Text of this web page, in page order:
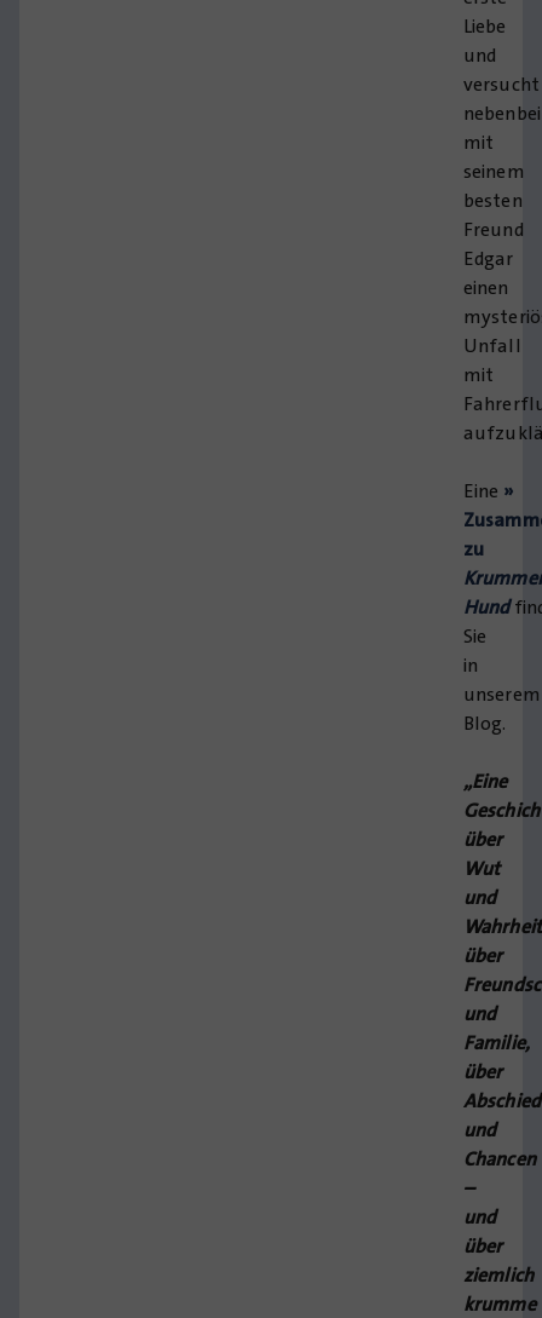
Liebe
und
versucht
nebenbei
mit
seinem
besten
Freund
Edgar
einen
Unfall
mit
Eine »
zu
Hund
Sie
in
unserem
Blog.
„Eine
über
Wut
und
über
und
Familie,
über
und
Chancen
–
und
über
ziemlich
krumme